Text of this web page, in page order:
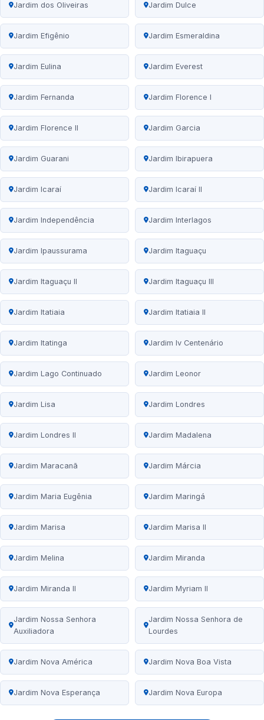
Jardim dos Oliveiras Jardim Dulce
Jardim Efigênio Jardim Esmeraldina
Jardim Eulina Jardim Everest
Jardim Fernanda Jardim Florence I
Jardim Florence II Jardim Garcia
Jardim Guarani Jardim Ibirapuera
Jardim Icaraí Jardim Icaraí II
Jardim Independência Jardim Interlagos
Jardim Ipaussurama Jardim Itaguaçu
Jardim Itaguaçu II Jardim Itaguaçu III
Jardim Itatiaia Jardim Itatiaia II
Jardim Itatinga Jardim Iv Centenário
Jardim Lago Continuado Jardim Leonor
Jardim Lisa Jardim Londres
Jardim Londres II Jardim Madalena
Jardim Maracanã Jardim Márcia
Jardim Maria Eugênia Jardim Maringá
Jardim Marisa Jardim Marisa II
Jardim Melina Jardim Miranda
Jardim Miranda II Jardim Myriam II
Jardim Nossa Senhora
Auxiliadora
Jardim Nossa Senhora de
Lourdes
Jardim Nova América Jardim Nova Boa Vista
Jardim Nova Esperança Jardim Nova Europa